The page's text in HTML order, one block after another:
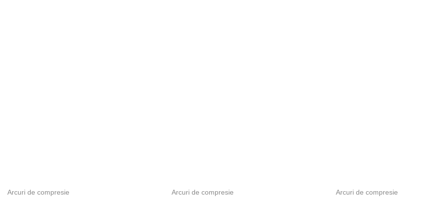
Arcuri de compresie Arcuri de compresie Arcuri de compresie